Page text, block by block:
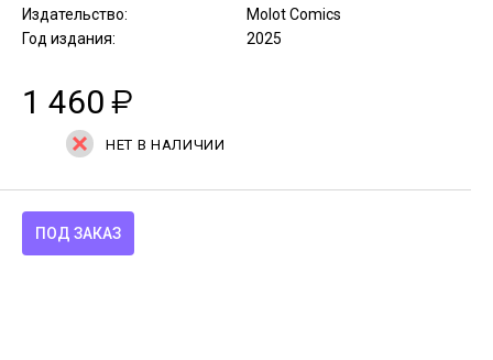
Издательство:
Molot Comics
Год издания:
2025
1 460 ₽
НЕТ В НАЛИЧИИ
ПОД ЗАКАЗ